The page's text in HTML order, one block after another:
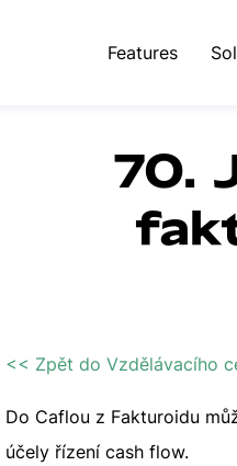
Features
70.
<< Zpět do Vzdělávacího
Do Caflou z Fakturoidu
účely řízení cash flow.